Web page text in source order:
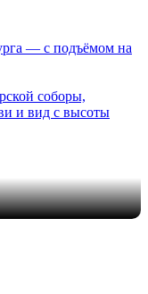
соборы,
и вид с высоты